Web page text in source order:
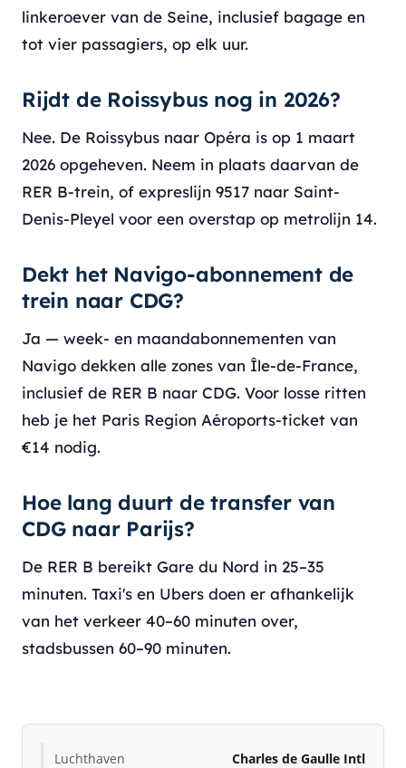
linkeroever van de Seine, inclusief bagage en
tot vier passagiers, op elk uur.
Rijdt de Roissybus nog in 2026?
Nee. De Roissybus naar Opéra is op 1 maart
2026 opgeheven. Neem in plaats daarvan de
RER B-trein, of expreslijn 9517 naar Saint-
Denis-Pleyel voor een overstap op metrolijn 14.
Dekt het Navigo-abonnement de
trein naar CDG?
Ja — week- en maandabonnementen van
Navigo dekken alle zones van Île-de-France,
inclusief de RER B naar CDG. Voor losse ritten
heb je het Paris Region Aéroports-ticket van
€14 nodig.
Hoe lang duurt de transfer van
CDG naar Parijs?
De RER B bereikt Gare du Nord in 25–35
minuten. Taxi's en Ubers doen er afhankelijk
van het verkeer 40–60 minuten over,
stadsbussen 60–90 minuten.
Luchthaven
Charles de Gaulle Intl